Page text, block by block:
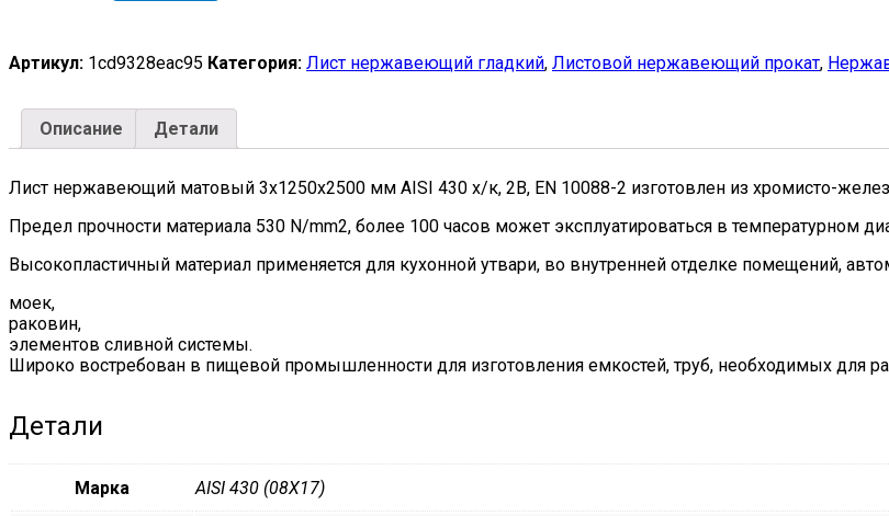
AISI
430
10088-
2
quantity
Артикул: 1cd9328eac95 Категория: Лист нержавеющий гладкий, Листовой нержавеющий прокат,
Описание Детали
Лист нержавеющий матовый 3х1250х2500 мм AISI 430 х/к, 2B, EN 10088-2 изготовлен из хромисто-
Предел прочности материала 530 N/mm2, более 100 часов может эксплуатироваться в температурном
Высокопластичный материал применяется для кухонной утвари, во внутренней отделке помещений,
моек,
раковин,
элементов сливной системы.
Широко востребован в пищевой промышленности для изготовления емкостей, труб, необходимых для
Детали
Марка AISI 430 (08Х17)